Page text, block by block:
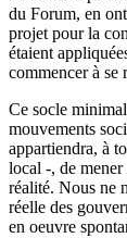
du Forum, en
projet pour la
étaient
commencer à se
Ce socle
mouvements
appartiendra, à
local -, de mener
réalité. Nous ne
réelle des
en oeuvre